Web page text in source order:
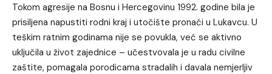
Tokom agresije na Bosnu i Hercegovinu 1992. godine bila je
prisiljena napustiti rodni kraj i utočište pronaći u Lukavcu. U
teškim ratnim godinama nije se povukla, već se aktivno
uključila u život zajednice – učestvovala je u radu civilne
zaštite, pomagala porodicama stradalih i davala nemjerljiv